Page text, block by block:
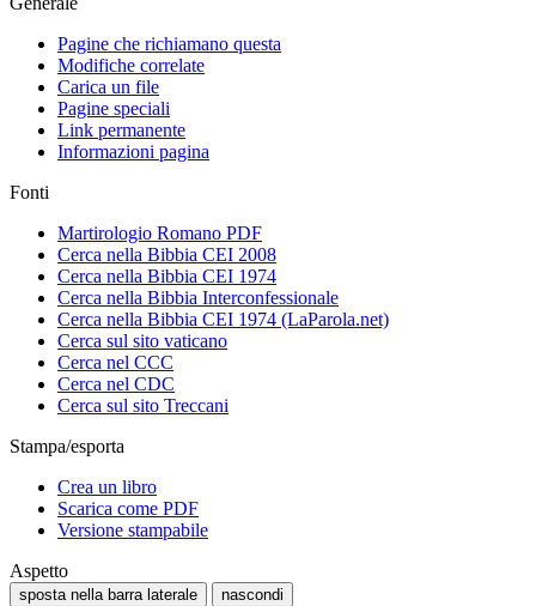
Pagine che richiamano questa
Modifiche correlate
Carica un file
Pagine speciali
Link permanente
Informazioni pagina
Fonti
Martirologio Romano PDF
Cerca nella Bibbia CEI 2008
Cerca nella Bibbia CEI 1974
Cerca nella Bibbia Interconfessionale
Cerca nella Bibbia CEI 1974 (LaParola.net)
Cerca sul sito vaticano
Cerca nel CCC
Cerca nel CDC
Cerca sul sito Treccani
Stampa/esporta
Crea un libro
Scarica come PDF
Versione stampabile
Aspetto
sposta nella barra laterale nascondi